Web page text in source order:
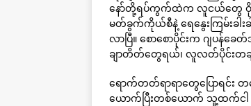
နော်တို့ရပ်ကွက်ထဲက လူငယ်တွေ ဝိုင်း
မတ်ခွက်ကိုယ်စီနဲ့ ရေနွေးကြမ်းခါး
လာပြီ။ စောစောပိုင်းက ဂျပန်
ချာတိတ်တွေရယ်၊ လူလတ်ပိုင်းတချို့
ရောက်တတ်ရာရာတွေပြောရင်
ယောက်ပြီးတစ်ယောက် သူ့ထက်င